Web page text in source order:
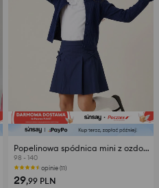
Popelinowa spódnica mini z ozdobnymi kokardami z bawełną
98 - 140
opinie (11)
29,99 PLN